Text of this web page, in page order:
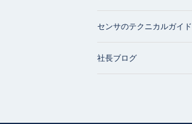
センサのテクニカルガイド
社長ブログ